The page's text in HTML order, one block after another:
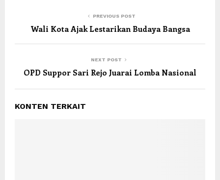
PREVIOUS POST
Wali Kota Ajak Lestarikan Budaya Bangsa
NEXT POST
OPD Suppor Sari Rejo Juarai Lomba Nasional
KONTEN TERKAIT